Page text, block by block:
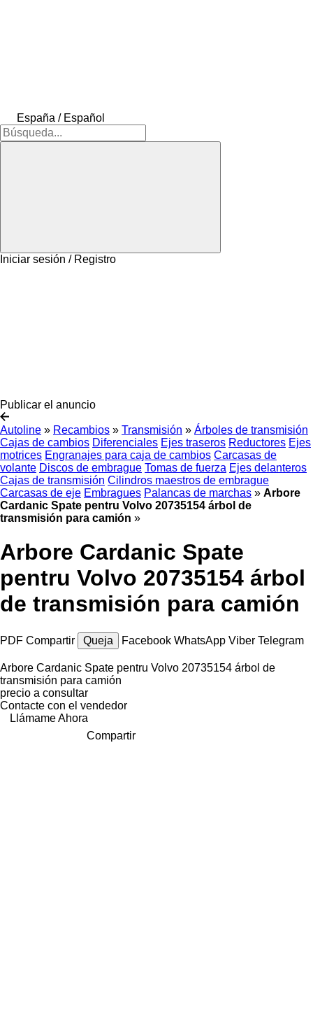
España / Español
Iniciar sesión / Registro
Publicar el anuncio
Autoline » Recambios » Transmisión » Árboles de transmisión
Cajas de cambios Diferenciales Ejes traseros Reductores Ejes
motrices Engranajes para caja de cambios Carcasas de
volante Discos de embrague Tomas de fuerza Ejes delanteros
Cajas de transmisión Cilindros maestros de embrague
Carcasas de eje Embragues Palancas de marchas » Arbore
Cardanic Spate pentru Volvo 20735154 árbol de
transmisión para camión »
Arbore Cardanic Spate
pentru Volvo 20735154 árbol
de transmisión para camión
PDF Compartir Queja Facebook WhatsApp Viber Telegram
Arbore Cardanic Spate pentru Volvo 20735154 árbol de
transmisión para camión
precio a consultar
Contacte con el vendedor
Llámame Ahora
Compartir